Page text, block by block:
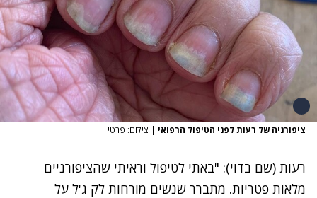
ציפורניה של רעות לפני הטיפול הרפואי | צילום: פרטי
רעות (שם בדוי): "באתי לטיפול וראיתי שהציפורניים
מלאות פטריות. מתברר שנשים מורחות לק ג'ל על